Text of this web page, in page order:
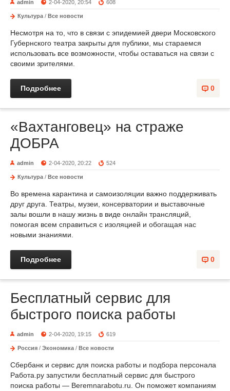
admin 2-04-2020, 20:54 608
Культура / Все новости
Несмотря на то, что в связи с эпидемией двери Московского
Губернского театра закрыты для публики, мы стараемся
использовать все возможности, чтобы оставаться на связи с
своими зрителями.
0
Подробнее
«Вахтанговец» на страже
ДОБРА
admin 2-04-2020, 20:22 524
Культура / Все новости
Во времена карантина и самоизоляции важно поддерживать
друг друга. Театры, музеи, консерватории и выставочные
залы вошли в нашу жизнь в виде онлайн трансляций,
помогая всем справиться с изоляцией и обогащая нас
новыми знаниями.
0
Подробнее
Бесплатный сервис для
быстрого поиска работы
admin 2-04-2020, 19:15 619
Россия / Экономика / Все новости
Сбербанк и сервис для поиска работы и подбора персонала
Работа.ру запустили бесплатный сервис для быстрого
поиска работы — Beremnarabotu.ru. Он поможет компаниям